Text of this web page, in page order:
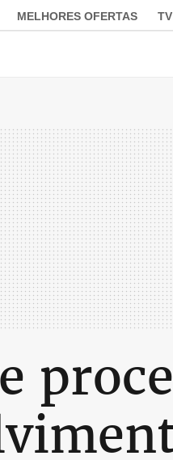
MELHORES OFERTAS